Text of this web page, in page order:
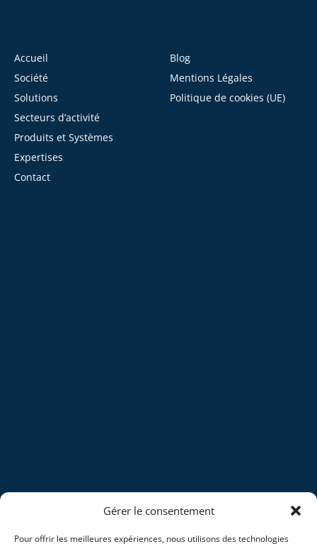
Gérer le consentement
Pour offrir les meilleures expériences, nous utilisons des technologies
Accueil
Société
Solutions
Secteurs d’activité
Produits et Systèmes
Expertises
Contact
Blog
Mentions Légales
Politique de cookies (UE)